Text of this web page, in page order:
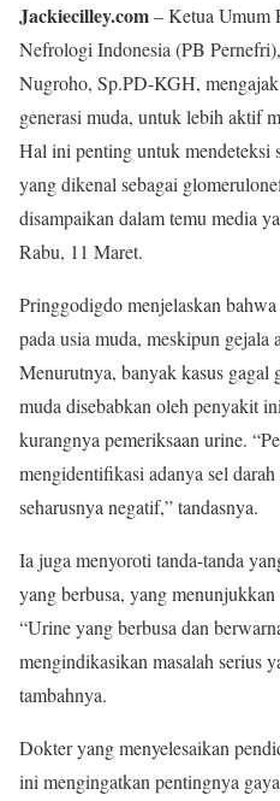
Jackiecilley.com– Ketua Umum
Nefrologi Indonesia (PB
Nugroho, Sp.PD-KGH,
generasi muda, untuk lebih aktif
Hal ini penting untuk mendeteksi
yang dikenal sebagai
disampaikan dalam temu media
Rabu, 11 Maret.
Pringgodigdo menjelaskan
pada usia muda, meskipun
Menurutnya, banyak kasus gagal
muda disebabkan oleh penyakit
kurangnya pemeriksaan urine.
mengidentifikasi adanya sel
seharusnya negatif,” tandasnya.
Ia juga menyoroti tanda-tanda
yang berbusa, yang
“Urine yang berbusa dan
mengindikasikan masalah serius
tambahnya.
Dokter yang menyelesaikan
ini mengingatkan pentingnya